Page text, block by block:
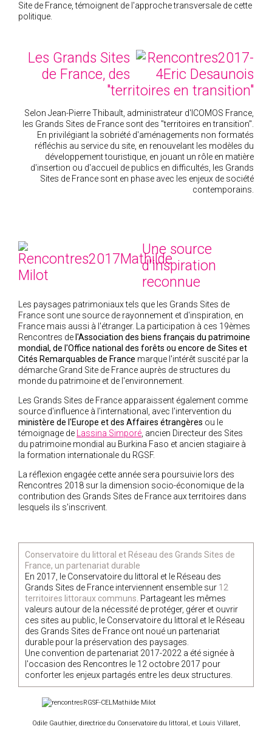
Site de France, témoignent de l'approche transversale de cette
politique.
Les Grands Sites
de France, des
"territoires en transition"
Selon Jean-Pierre Thibault, administrateur d'ICOMOS France,
les Grands Sites de France sont des "territoires en transition".
En privilégiant la sobriété d'aménagements non formatés
réfléchis au service du site, en renouvelant les modèles du
développement touristique, en jouant un rôle en matière
d'insertion ou d'accueil de publics en difficultés, les Grands
Sites de France sont en phase avec les enjeux de société
contemporains.
Une source
d'inspiration
reconnue
Les paysages patrimoniaux tels que les Grands Sites de
France sont une source de rayonnement et d'inspiration, en
France mais aussi à l'étranger. La participation à ces 19èmes
Rencontres de l'Association des biens français du patrimoine
mondial, de l'Office national des forêts ou encore de Sites et
Cités Remarquables de France marque l'intérêt suscité par la
démarche Grand Site de France auprès de structures du
monde du patrimoine et de l'environnement.
Les Grands Sites de France apparaissent également comme
source d'influence à l'international, avec l'intervention du
ministère de l'Europe et des Affaires étrangères ou le
témoignage de
Lassina Simporé , ancien Directeur des Sites
du patrimoine mondial au Burkina Faso et ancien stagiaire à
la formation internationale du RGSF.
La réflexion engagée cette année sera poursuivie lors des
Rencontres 2018 sur la dimension socio-économique de la
contribution des Grands Sites de France aux territoires dans
lesquels ils s'inscrivent.
Conservatoire du littoral et Réseau des Grands Sites de
France, un partenariat durable
En 2017, le Conservatoire du littoral et le Réseau des
Grands Sites de France interviennent ensemble sur 12
territoires littoraux communs . Partageant les mêmes
valeurs autour de la nécessité de protéger, gérer et ouvrir
ces sites au public, le Conservatoire du littoral et le Réseau
des Grands Sites de France ont noué un partenariat
durable pour la préservation des paysages.
Une convention de partenariat 2017-2022 a été signée à
l'occasion des Rencontres le 12 octobre 2017 pour
conforter les enjeux partagés entre les deux structures.
Odile Gauthier, directrice du Conservatoire du littoral, et Louis Villaret,